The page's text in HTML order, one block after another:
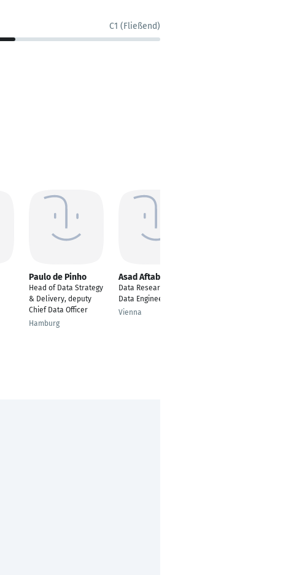
C1 (Fließend)
Paulo de Pinho
Head of Data Strategy
& Delivery, deputy
Chief Data Officer
Hamburg
Asad Aftab
Data Researcher /
Data Engineer
Vienna